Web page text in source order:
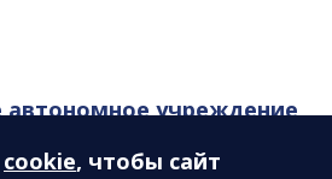
учреждение
cookie, чтобы сайт